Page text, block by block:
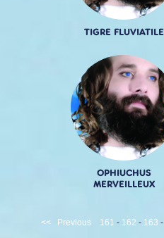
TIGRE FLUVIATILE
OPHIUCHUS
MERVEILLEUX
<< Previous 161 - 162 - 163 -